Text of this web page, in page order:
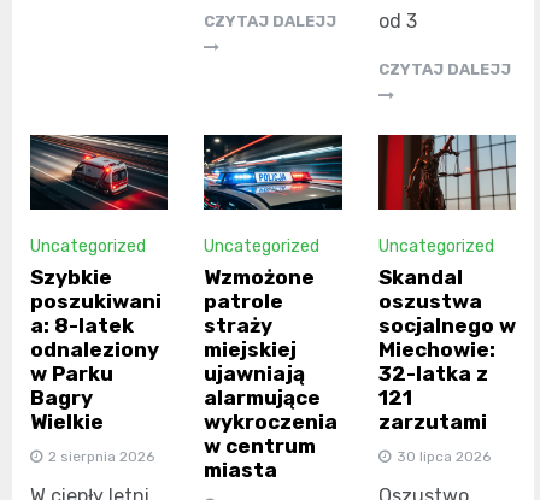
CZYTAJ DALEJJ
od 3
CZYTAJ DALEJJ
Uncategorized
Szybkie
poszukiwani
a: 8-latek
odnaleziony
w Parku
Bagry
Wielkie
2 sierpnia 2026
Uncategorized
Wzmożone
patrole
straży
miejskiej
ujawniają
alarmujące
wykroczenia
w centrum
miasta
Uncategorized
Skandal
oszustwa
socjalnego w
Miechowie:
32-latka z
121
zarzutami
30 lipca 2026